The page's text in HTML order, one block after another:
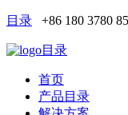
目录 +86 180 3780
目录
首页
产品目录